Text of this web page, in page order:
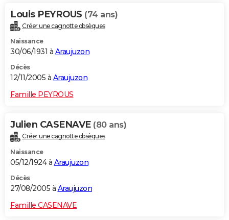
Louis PEYROUS (74 ans)
Créer une cagnotte obsèques
Naissance
30/06/1931 à Araujuzon
Décès
12/11/2005 à Araujuzon
Famille PEYROUS
Julien CASENAVE (80 ans)
Créer une cagnotte obsèques
Naissance
05/12/1924 à Araujuzon
Décès
27/08/2005 à Araujuzon
Famille CASENAVE